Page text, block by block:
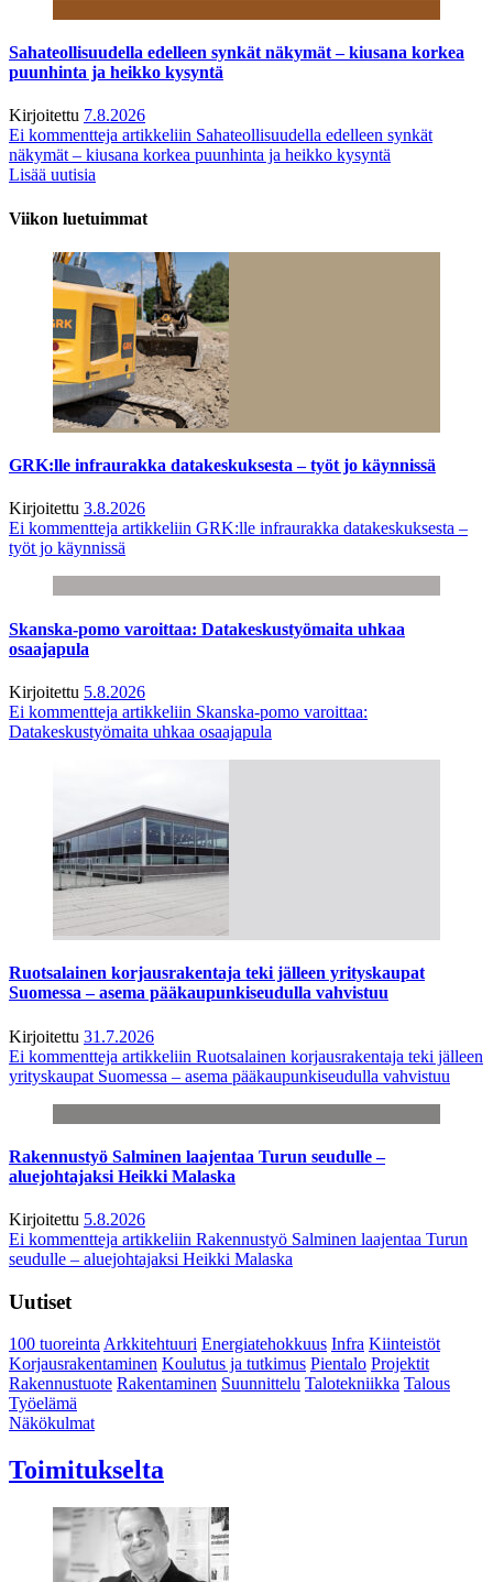
Sahateollisuudella edelleen synkät näkymät – kiusana korkea
puunhinta ja heikko kysyntä
Kirjoitettu 7.8.2026
Ei kommentteja artikkeliin Sahateollisuudella edelleen synkät
näkymät – kiusana korkea puunhinta ja heikko kysyntä
Lisää uutisia
Viikon luetuimmat
GRK:lle infraurakka datakeskuksesta – työt jo käynnissä
Kirjoitettu 3.8.2026
Ei kommentteja artikkeliin GRK:lle infraurakka datakeskuksesta –
työt jo käynnissä
Skanska-pomo varoittaa: Datakeskustyömaita uhkaa
osaajapula
Kirjoitettu 5.8.2026
Ei kommentteja artikkeliin Skanska-pomo varoittaa:
Datakeskustyömaita uhkaa osaajapula
Ruotsalainen korjausrakentaja teki jälleen yrityskaupat
Suomessa – asema pääkaupunkiseudulla vahvistuu
Kirjoitettu 31.7.2026
Ei kommentteja artikkeliin Ruotsalainen korjausrakentaja teki jälleen
yrityskaupat Suomessa – asema pääkaupunkiseudulla vahvistuu
Rakennustyö Salminen laajentaa Turun seudulle –
aluejohtajaksi Heikki Malaska
Kirjoitettu 5.8.2026
Ei kommentteja artikkeliin Rakennustyö Salminen laajentaa Turun
seudulle – aluejohtajaksi Heikki Malaska
Uutiset
100 tuoreintaArkkitehtuuri Energiatehokkuus Infra Kiinteistöt
Korjausrakentaminen Koulutus ja tutkimus Pientalo Projektit
Rakennustuote Rakentaminen Suunnittelu Talotekniikka Talous
Työelämä
Näkökulmat
Toimitukselta